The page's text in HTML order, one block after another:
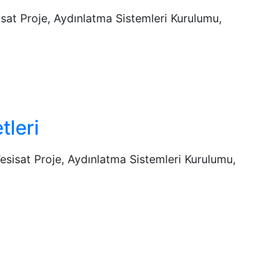
Proje, Aydınlatma Sistemleri Kurulumu,
Proje, Aydınlatma Sistemleri Kurulumu,